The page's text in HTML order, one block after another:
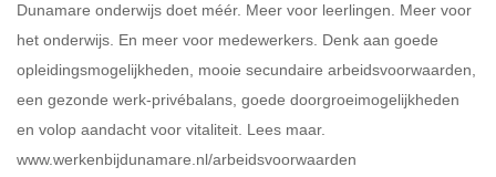
Dunamare onderwijs doet méér. Meer voor leerlingen. Meer voor
het onderwijs. En meer voor medewerkers. Denk aan goede
opleidingsmogelijkheden, mooie secundaire arbeidsvoorwaarden,
een gezonde werk-privébalans, goede doorgroeimogelijkheden
en volop aandacht voor vitaliteit. Lees maar.
www.werkenbijdunamare.nl/arbeidsvoorwaarden